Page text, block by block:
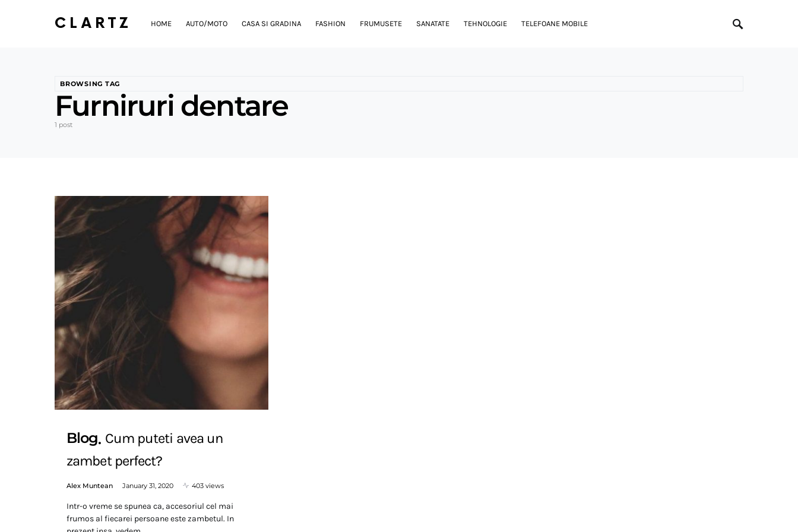
CLARTZ HOME AUTO/MOTO CASA SI GRADINA FASHION FRUMUSETE SANATATE TEHNOLOGIE TELEFOANE MOBILE
BROWSING TAG
Furniruri dentare
1 post
Blog Cum puteti avea un
zambet perfect?
Alex Muntean January 31, 2020 403 views
Intr-o vreme se spunea ca, accesoriul cel mai
frumos al fiecarei persoane este zambetul. In